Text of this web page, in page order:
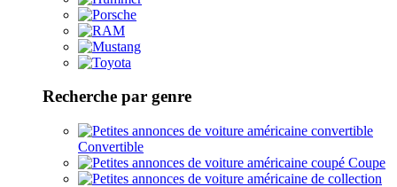
Recherche par genre
Convertible
Coupe